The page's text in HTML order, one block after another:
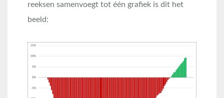
reeksen samenvoegt tot één grafiek is dit het
beeld: